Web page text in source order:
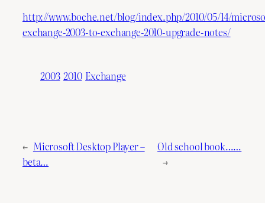
http://www.boche.net/blog/index.php/2010/05/14/
exchange-2003-to-exchange-2010-upgrade-notes/
2003 2010 Exchange
← Microsoft Desktop Player –
beta…
Old school book……
→